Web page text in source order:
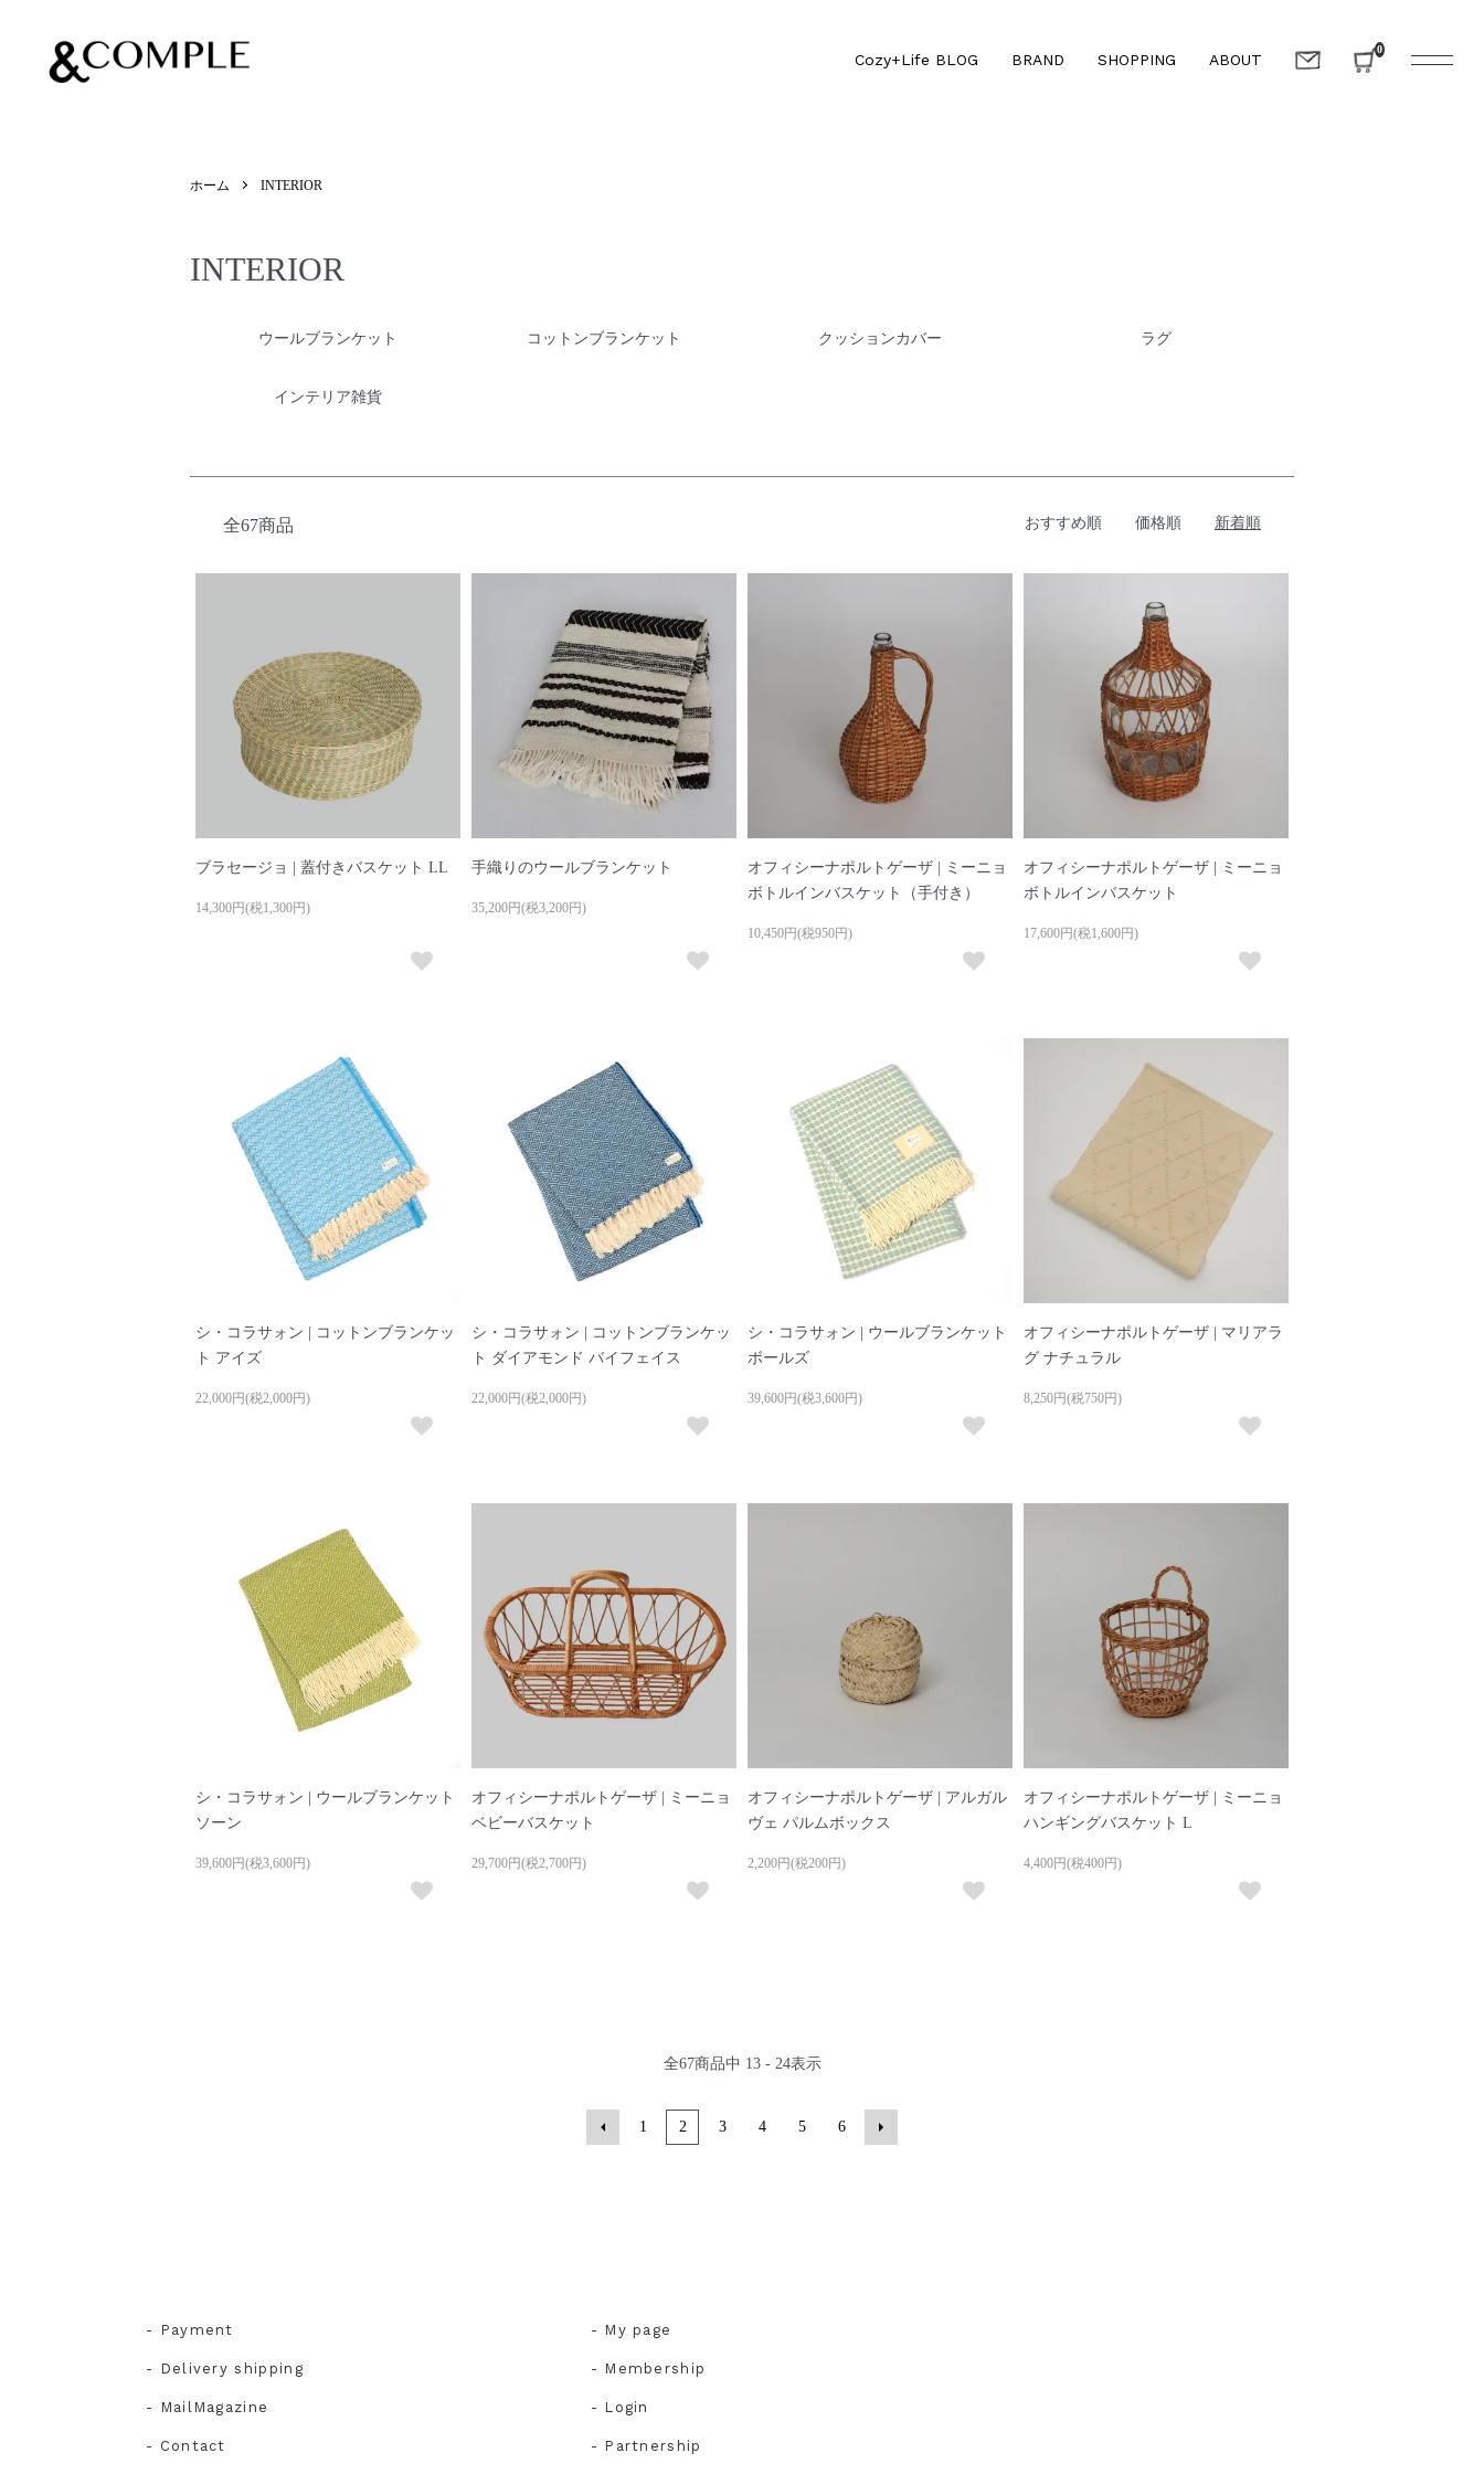
Cozy+Life BLOG BRAND SHOPPING ABOUT
0
ホーム INTERIOR
INTERIOR
カテゴリー一覧ウールブランケット コットンブランケット クッションカバー ラグ
インテリア雑貨
全67商品 おすすめ順 価格順 新着順
ブラセージョ | 蓋付きバスケット LL
14,300円(税1,300円)
手織りのウールブランケット
35,200円(税3,200円)
オフィシーナポルトゲーザ | ミーニョ
ボトルインバスケット（手付き）
10,450円(税950円)
オフィシーナポルトゲーザ | ミーニョ
ボトルインバスケット
17,600円(税1,600円)
シ・コラサォン | コットンブランケッ
ト アイズ
22,000円(税2,000円)
シ・コラサォン | コットンブランケッ
ト ダイアモンド バイフェイス
22,000円(税2,000円)
シ・コラサォン | ウールブランケット
ボールズ
39,600円(税3,600円)
オフィシーナポルトゲーザ | マリアラ
グ ナチュラル
8,250円(税750円)
シ・コラサォン | ウールブランケット
ソーン
39,600円(税3,600円)
オフィシーナポルトゲーザ | ミーニョ
ベビーバスケット
29,700円(税2,700円)
オフィシーナポルトゲーザ | アルガル
ヴェ パルムボックス
2,200円(税200円)
オフィシーナポルトゲーザ | ミーニョ
ハンギングバスケット L
4,400円(税400円)
全67商品中 13 - 24表示
1 2 3 4 5 6
- Payment
- Delivery shipping
- MailMagazine
- Contact
- My page
- Membership
- Login
- Partnership